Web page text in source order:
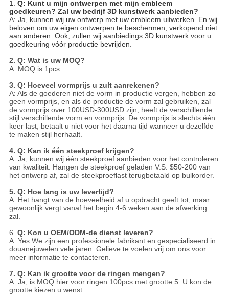
1. Q: Kunt u mijn ontwerpen met mijn embleem
goedkeuren? Zal uw bedrijf 3D kunstwerk aanbieden?
A: Ja, kunnen wij uw ontwerp met uw embleem uitwerken. En wij
beloven om uw eigen ontwerpen te beschermen, verkopend niet
aan anderen. Ook, zullen wij aanbiedings 3D kunstwerk voor u
goedkeuring vóór productie bevrijden.
2. Q: Wat is uw MOQ?
A: MOQ is 1pcs
3. Q: Hoeveel vormprijs u zult aanrekenen?
A: Als de goederen niet de vorm in productie vergen, hebben zo
geen vormprijs, en als de productie de vorm zal gebruiken, zal
de vormprijs over 100USD-300USD zijn, heeft de verschillende
stijl verschillende vorm en vormprijs. De vormprijs is slechts één
keer last, betaalt u niet voor het daarna tijd wanneer u dezelfde
te maken stijl herhaalt.
4. Q: Kan ik één steekproef krijgen?
A: Ja, kunnen wij één steekproef aanbieden voor het controleren
van kwaliteit. Hangen de steekproef geladen V.S. $50-200 van
het ontwerp af, zal de steekproeflast terugbetaald op bulkorder.
5. Q: Hoe lang is uw levertijd?
A: Het hangt van de hoeveelheid af u opdracht geeft tot, maar
gewoonlijk vergt vanaf het begin 4-6 weken aan de afwerking
zal.
6. Q: Kon u OEM/ODM-de dienst leveren?
A: Yes.We zijn een professionele fabrikant en gespecialiseerd in
douanejuwelen vele jaren. Gelieve te voelen vrij om ons voor
meer informatie te contacteren.
7. Q: Kan ik grootte voor de ringen mengen?
A: Ja, is MOQ hier voor ringen 100pcs met grootte 5. U kon de
grootte kiezen u wenst.